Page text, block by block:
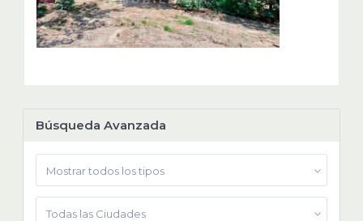
Búsqueda Avanzada
Mostrar todos los tipos
Todas las Ciudades